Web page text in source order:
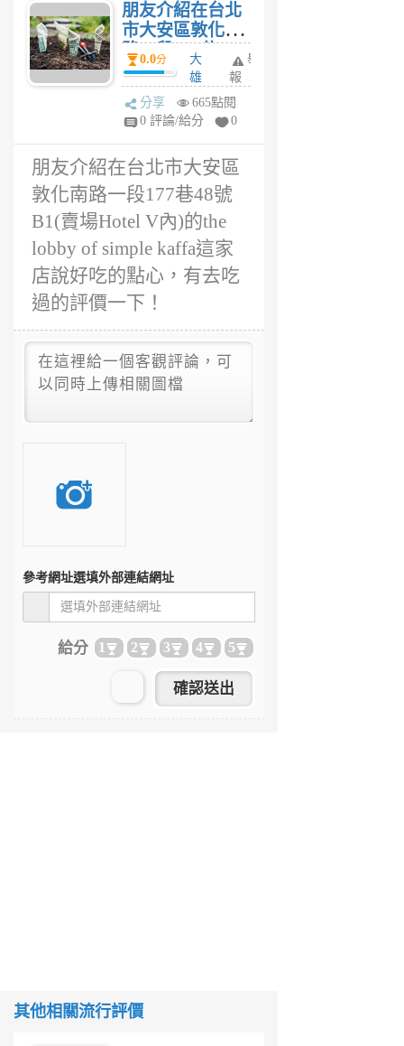
朋友介紹在台北
市大安區敦化南
路一段177巷48
號B1(賣場Hotel
V內)的the lobby
of simple kaffa這
家店說好吃的點
評價一下！
0.0分
大
雄
4
年
舉
報
分享
665點閱
0 評論/給分
0
朋友介紹在台北市大安區
敦化南路一段177巷48號
B1(賣場Hotel V內)的the
lobby of simple kaffa這家
店說好吃的點心，有去吃
過的評價一下！
參考網址選填外部連結網址
給分 1 2 3 4 5
其他相關流行評價